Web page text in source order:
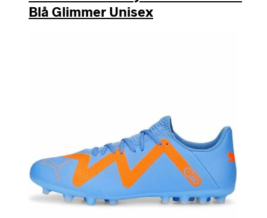
Blå Glimmer Unisex